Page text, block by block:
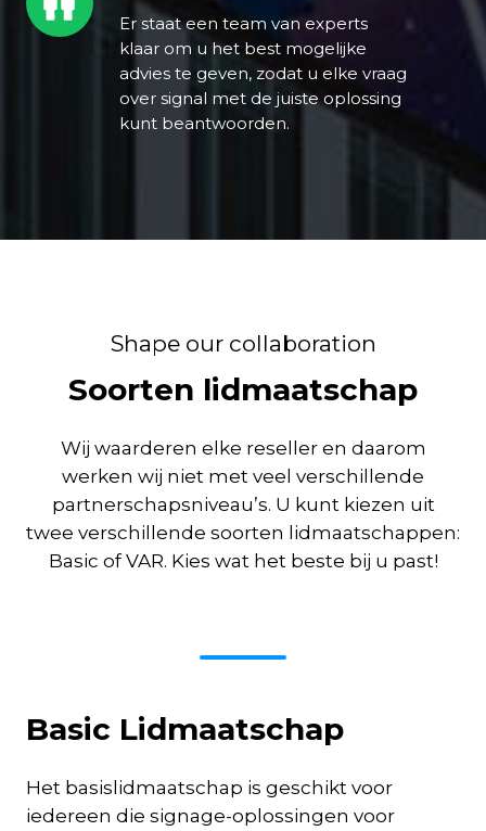
Er staat een team van experts
klaar om u het best mogelijke
advies te geven, zodat u elke vraag
over signal met de juiste oplossing
kunt beantwoorden.
uw
team
Shape our collaboration
Soorten lidmaatschap
Wij waarderen elke reseller en daarom
werken wij niet met veel verschillende
partnerschapsniveau’s. U kunt kiezen uit
twee verschillende soorten lidmaatschappen:
Basic of VAR. Kies wat het beste bij u past!
Basic Lidmaatschap
Het basislidmaatschap is geschikt voor
iedereen die signage-oplossingen voor